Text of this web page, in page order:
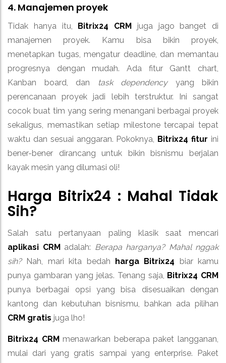
4. Manajemen proyek
Tidak hanya itu, Bitrix24 CRM juga jago banget di
manajemen proyek. Kamu bisa bikin proyek,
menetapkan tugas, mengatur deadline, dan memantau
progresnya dengan mudah. Ada fitur Gantt chart,
Kanban board, dan
task dependencyyang bikin
perencanaan proyek jadi lebih terstruktur. Ini sangat
cocok buat tim yang sering menangani berbagai proyek
sekaligus, memastikan setiap milestone tercapai tepat
waktu dan sesuai anggaran. Pokoknya, Bitrix24 fitur ini
bener-bener dirancang untuk bikin bisnismu berjalan
kayak mesin yang dilumasi oli!
Harga Bitrix24 : Mahal Tidak
Sih?
Salah satu pertanyaan paling klasik saat mencari
aplikasi CRMadalah: Berapa harganya? Mahal nggak
sih?Nah, mari kita bedah harga Bitrix24 biar kamu
punya gambaran yang jelas. Tenang saja, Bitrix24 CRM
punya berbagai opsi yang bisa disesuaikan dengan
kantong dan kebutuhan bisnismu, bahkan ada pilihan
CRM gratis juga lho!
Bitrix24 CRMmenawarkan beberapa paket langganan,
mulai dari yang gratis sampai yang enterprise. Paket